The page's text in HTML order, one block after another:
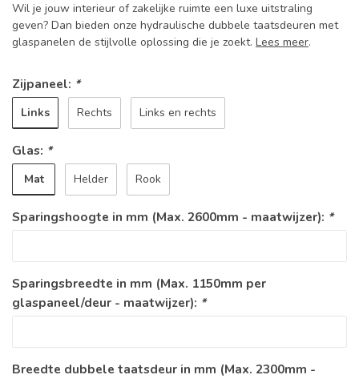
Wil je jouw interieur of zakelijke ruimte een luxe uitstraling
geven? Dan bieden onze hydraulische dubbele taatsdeuren met
glaspanelen de stijlvolle oplossing die je zoekt. Lees meer.
Zijpaneel: *
Links Rechts Links en rechts
Glas: *
Mat Helder Rook
Sparingshoogte in mm (Max. 2600mm - maatwijzer): *
Sparingsbreedte in mm (Max. 1150mm per
glaspaneel/deur - maatwijzer): *
Breedte dubbele taatsdeur in mm (Max. 2300mm -